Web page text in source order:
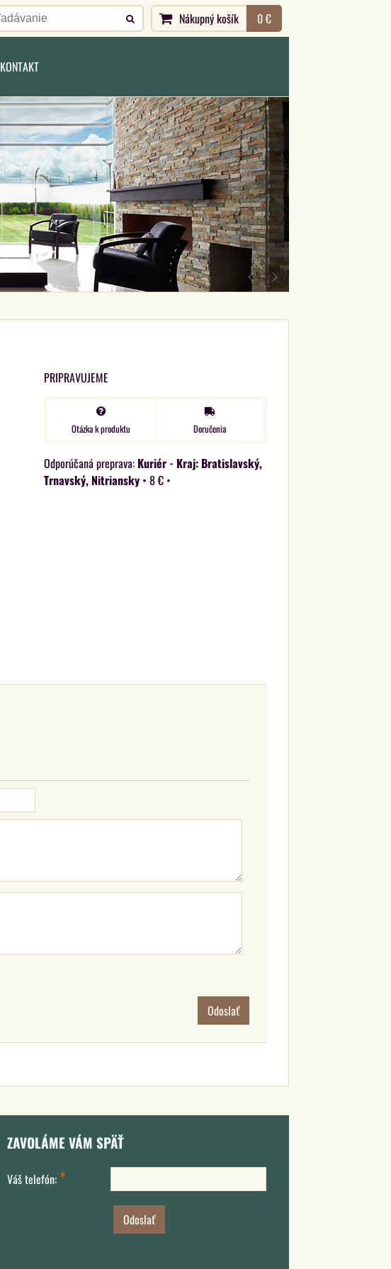
Nákupný košík 0 €
KONTAKT
PRIPRAVUJEME
Otázka k produktu Doručenia
Kuriér - Kraj: Bratislavský,
Trnavský, Nitriansky • 8 € •
Odoslať
ZAVOLÁME VÁM SPÄŤ
Váš telefón: *
Odoslať